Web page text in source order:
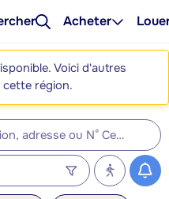
Acheter
Voici d'autres
cette région.